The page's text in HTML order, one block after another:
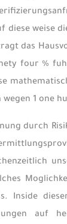
diese weise
das
four %
wegen 1 one
durch
Inside
auf